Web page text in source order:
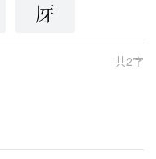
厊
共2字